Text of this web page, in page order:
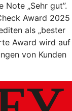
Note „Sehr gut”.
Award 2025
als „bester
Award wird auf
von Kunden